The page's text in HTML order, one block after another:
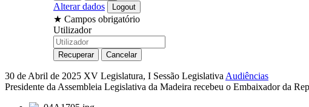
Alterar dados
★ Campos obrigatório
Utilizador
30 de Abril de 2025 XV Legislatura, I Sessão Legislativa Audiências
Presidente da Assembleia Legislativa da Madeira recebeu o Embaixador da